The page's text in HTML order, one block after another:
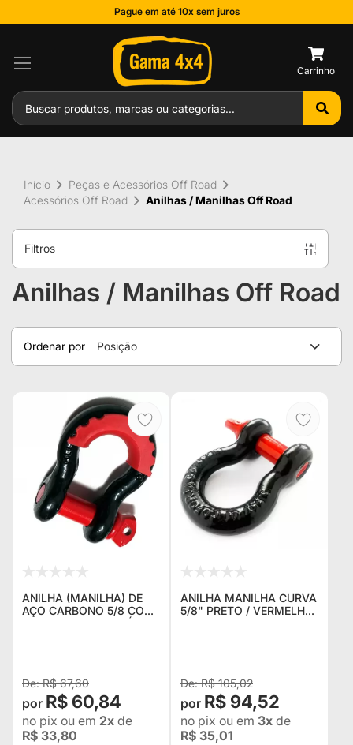
Pague em até 10x sem juros
Anilhas / Manilhas Off Road
Ordenar por Posição
ANILHA (MANILHA) DE
AÇO CARBONO 5/8 COM
PROTETOR ANTI RUÍDO
R$ 67,60
R$ 60,84
no pix ou em 2x de
R$ 33,80
ANILHA MANILHA CURVA
5/8" PRETO / VERMELHO
R$ 105,02
R$ 94,52
no pix ou em 3x de
R$ 35,01
Início
Peças e Acessórios Off Road
Acessórios Off Road
Anilhas / Manilhas Off Road
Filtros